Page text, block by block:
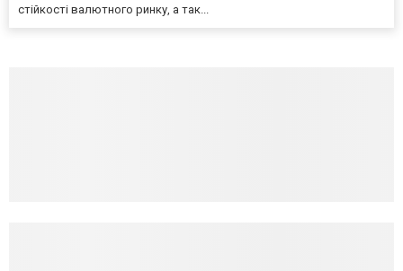
стійкості валютного ринку, а так...